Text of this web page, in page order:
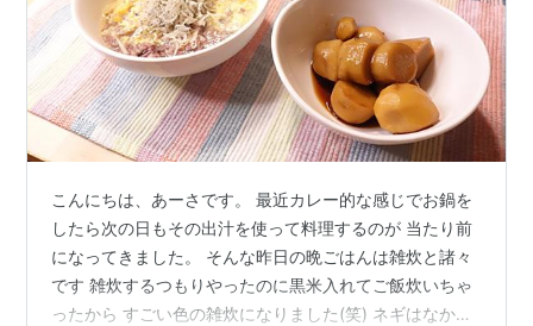
こんにちは、あーさです。 最近カレー的な感じでお鍋を
したら次の日もその出汁を使って料理するのが 当たり前
になってきました。 そんな昨日の晩ごはんは雑炊と諸々
です 雑炊するつもりやったのに黒米入れてご飯炊いちゃ
ったから すごい色の雑炊になりました(笑) ネギはなかっ